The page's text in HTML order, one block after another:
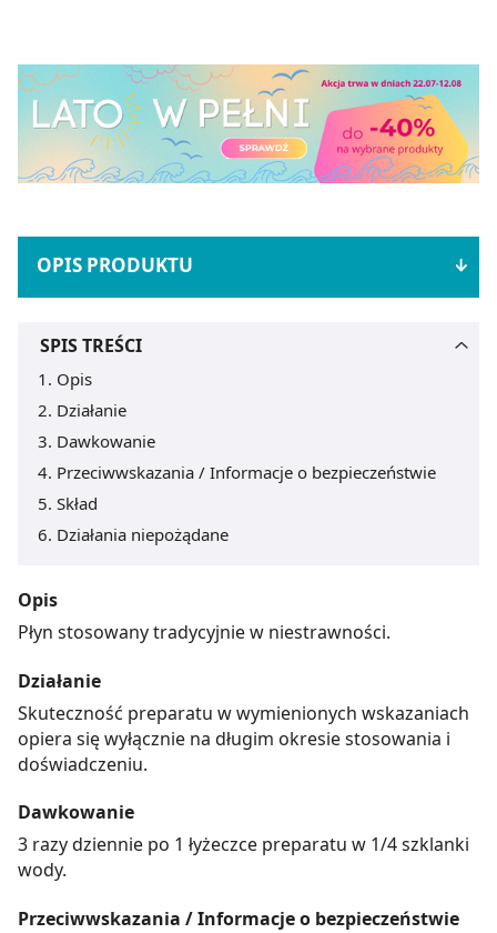
OPIS PRODUKTU
SPIS TREŚCI
Opis
Działanie
Dawkowanie
Przeciwwskazania / Informacje o bezpieczeństwie
Skład
Działania niepożądane
Opis
Płyn stosowany tradycyjnie w niestrawności.
Działanie
Skuteczność preparatu w wymienionych wskazaniach
opiera się wyłącznie na długim okresie stosowania i
doświadczeniu.
Dawkowanie
3 razy dziennie po 1 łyżeczce preparatu w 1/4 szklanki
wody.
Przeciwwskazania / Informacje o bezpieczeństwie